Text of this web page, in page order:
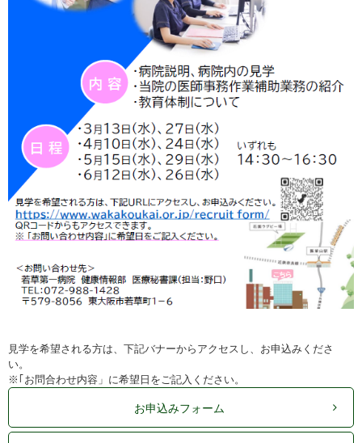
見学を希望される方は、下記バナーからアクセスし、お申込みくださ
い。
※｢お問合わせ内容」に希望日をご記入ください。
お申込みフォーム